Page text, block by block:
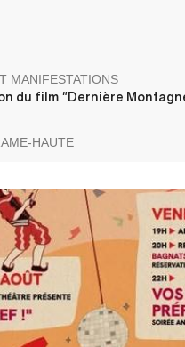
MANIFESTATIONS
du film "Dernière
HAUTE
des fêtes vous propose ses
fanfare, animation pour
dépôt de gerbes, et